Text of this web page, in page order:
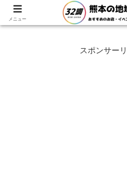
ホーム 熊本県 西原村
スポンサー
メニュー